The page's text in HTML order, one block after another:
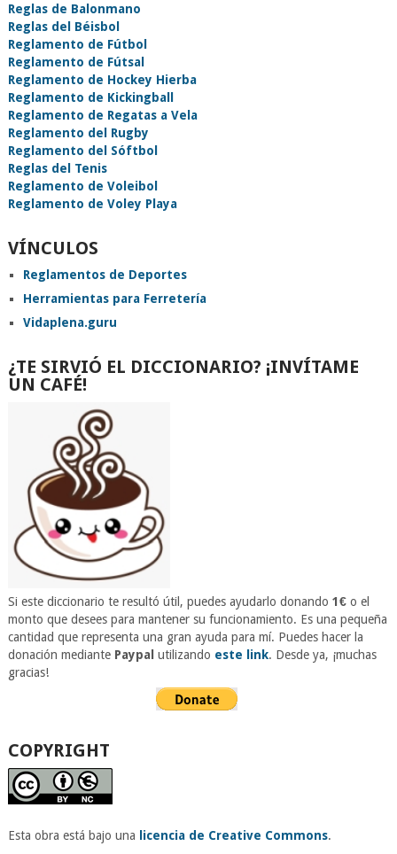
Reglas de Balonmano
Reglas del Béisbol
Reglamento de Fútbol
Reglamento de Fútsal
Reglamento de Hockey Hierba
Reglamento de Kickingball
Reglamento de Regatas a Vela
Reglamento del Rugby
Reglamento del Sóftbol
Reglas del Tenis
Reglamento de Voleibol
Reglamento de Voley Playa
VÍNCULOS
Reglamentos de Deportes
Herramientas para Ferretería
Vidaplena.guru
¿TE SIRVIÓ EL DICCIONARIO? ¡INVÍTAME
UN CAFÉ!
Si este diccionario te resultó útil, puedes ayudarlo donando 1€o el
monto que desees para mantener su funcionamiento. Es una pequeña
cantidad que representa una gran ayuda para mí. Puedes hacer la
donación mediante Paypal utilizando este link. Desde ya, ¡muchas
gracias!
COPYRIGHT
Esta obra está bajo una licencia de Creative Commons.